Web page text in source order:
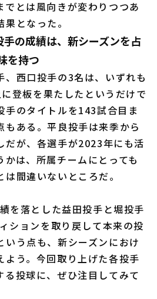
でとは風向きが変わりつつあ
となった。
の成績は、新シーズンを占
を持つ
西口投手の3名は、いずれも
登板を果たしたというだけで
手のタイトルを143試合目ま
もある。平良投手は来季から
だが、各選手が2023年にも活
は、所属チームにとっても
間違いないところだ。
を落とした益田投手と堀投手
ションを取り戻して本来の投
いう点も、新シーズンにおけ
よう。今回取り上げた各投手
る投球に、ぜひ注目してみて